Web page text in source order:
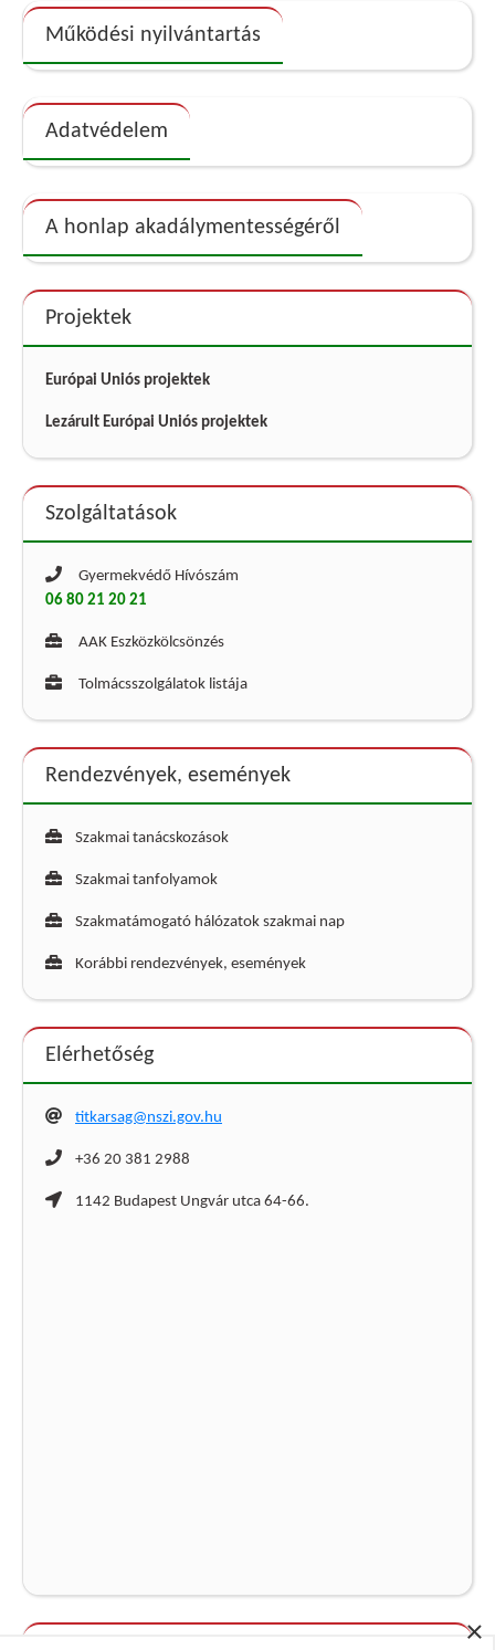
×
Működési nyilvántartás
Adatvédelem
A honlap akadálymentességéről
Projektek
Európai Uniós projektek
Lezárult Európai Uniós projektek
Szolgáltatások
Gyermekvédő Hívószám
06 80 21 20 21
AAK Eszközkölcsönzés
Tolmácsszolgálatok listája
Rendezvények, események
Szakmai tanácskozások
Szakmai tanfolyamok
Szakmatámogató hálózatok szakmai nap
Korábbi rendezvények, események
Elérhetőség
titkarsag@nszi.gov.hu
+36 20 381 2988
1142 Budapest Ungvár utca 64-66.